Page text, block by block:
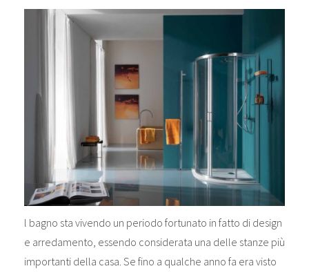
l bagno sta vivendo un periodo fortunato in fatto di design
e arredamento, essendo considerata una delle stanze più
importanti della casa. Se fino a qualche anno fa era visto